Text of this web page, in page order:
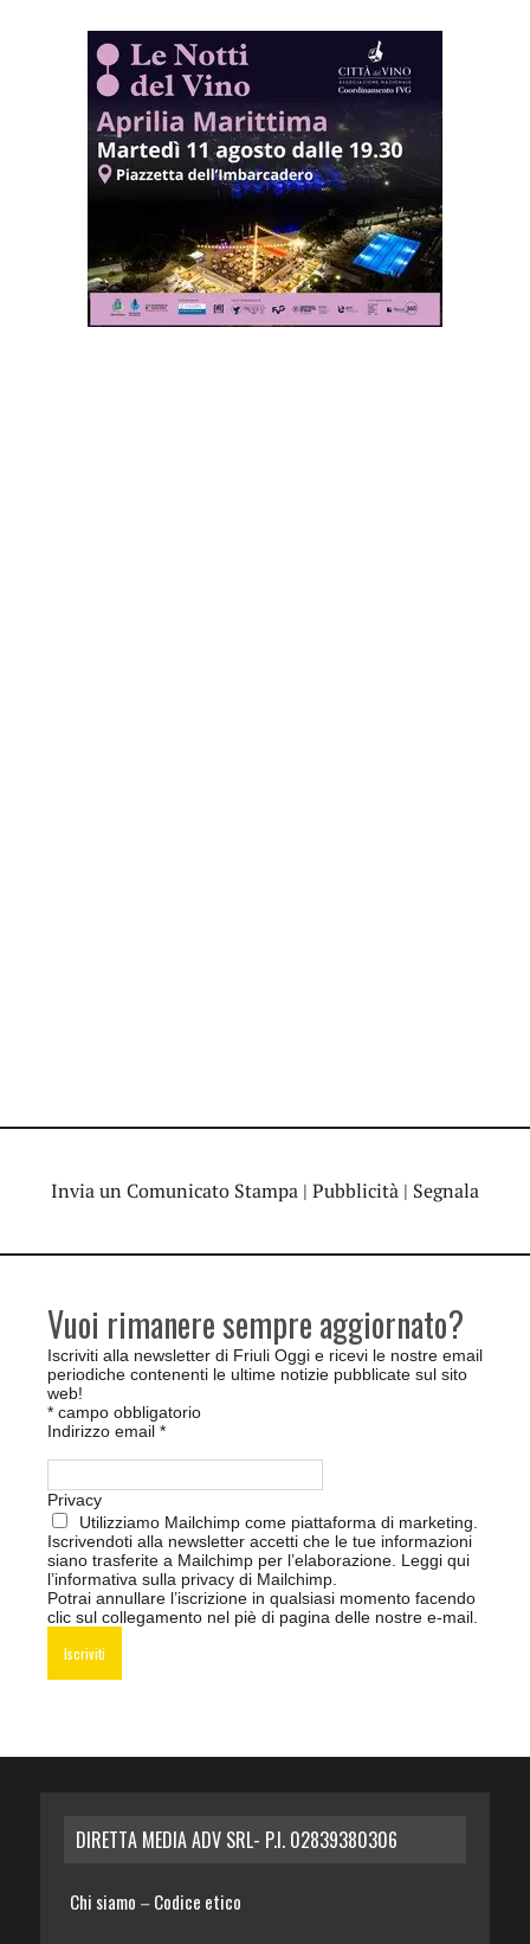
Invia un Comunicato Stampa | Pubblicità | Segnala
Vuoi rimanere sempre aggiornato?
Iscriviti alla newsletter di Friuli Oggi e ricevi le nostre email
periodiche contenenti le ultime notizie pubblicate sul sito
web!
* campo obbligatorio
Indirizzo email *
Privacy
Utilizziamo Mailchimp come piattaforma di marketing.
Iscrivendoti alla newsletter accetti che le tue informazioni
siano trasferite a Mailchimp per l’elaborazione. Leggi qui
l’informativa sulla privacy di Mailchimp
Potrai annullare l’iscrizione in qualsiasi momento facendo
clic sul collegamento nel piè di pagina delle nostre e-mail.
DIRETTA MEDIA ADV SRL- P.I. 02839380306
Chi siamo – Codice etico